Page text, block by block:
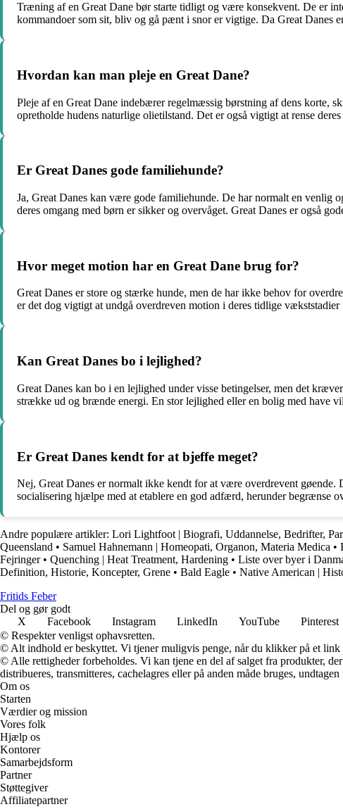
Træning af en Great Dane bør starte tidligt og være konsekvent. De er
kommandoer som sit, bliv og gå pænt i snor er vigtige. Da Great
Hvordan kan man pleje en Great Dane?
Pleje af en Great Dane indebærer regelmæssig børstning af dens korte,
opretholde hudens naturlige olietilstand. Det er også vigtigt at rense
Er Great Danes gode familiehunde?
Ja, Great Danes kan være gode familiehunde. De har normalt en venlig
deres omgang med børn er sikker og overvåget. Great Danes er også
Hvor meget motion har en Great Dane brug for?
Great Danes er store og stærke hunde, men de har ikke behov for
er det dog vigtigt at undgå overdreven motion i deres tidlige
Kan Great Danes bo i lejlighed?
Great Danes kan bo i en lejlighed under visse betingelser, men det
strække ud og brænde energi. En stor lejlighed eller en bolig med have
Er Great Danes kendt for at bjeffe meget?
Nej, Great Danes er normalt ikke kendt for at være overdrevent
socialisering hjælpe med at etablere en god adfærd, herunder begrænse
Andre populære artikler: Lori Lightfoot | Biografi, Uddannelse, Bedrifter,
Queensland • Samuel Hahnemann | Homeopati, Organon, Materia Medica •
Fejringer• Quenching | Heat Treatment, Hardening • Liste over byer i
Definition, Historie, Koncepter, Grene • Bald Eagle • Native American |
Fritids Feber
Del og gør godt
X
Facebook Instagram LinkedIn YouTube Pinterest
© Respekter venligst ophavsretten.
© Alt indhold er beskyttet. Vi tjener muligvis penge, når du klikker på et link
© Alle rettigheder forbeholdes. Vi kan tjene en del af salget fra produkter,
distribueres, transmitteres, cachelagres eller på anden måde bruges,
Om os
Starten
Værdier og mission
Vores folk
Hjælp os
Kontorer
Samarbejdsform
Partner
Støttegiver
Affiliatepartner